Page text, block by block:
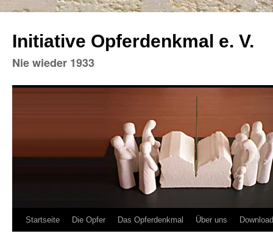
Initiative Opferdenkmal e. V.
Nie wieder 1933
ZumStartseite Die Opfer Das Opferdenkmal Über uns